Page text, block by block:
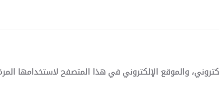
والموقع الإلكتروني في هذا المتصفح لاستخدامها